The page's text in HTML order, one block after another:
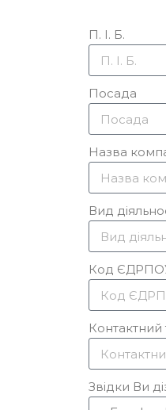
П. І. Б.
Посада
Назва
Вид
Код
Звідки Ви